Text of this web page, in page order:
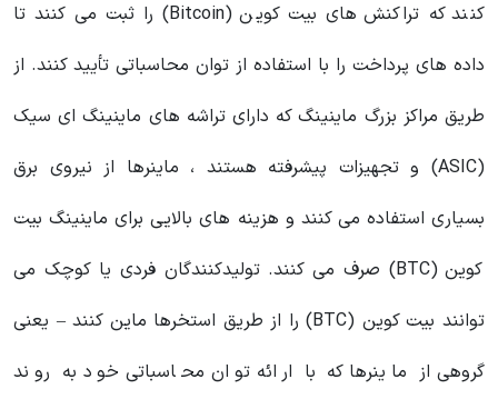
کنند که تراکنش های بیت کوین (Bitcoin) را ثبت می کنند تا
داده های پرداخت را با استفاده از توان محاسباتی تأیید کنند. از
طریق مراکز بزرگ ماینینگ که دارای تراشه های ماینینگ ای سیک
(ASIC) و تجهیزات پیشرفته هستند ، ماینرها از نیروی برق
بسیاری استفاده می کنند و هزینه های بالایی برای ماینینگ بیت
کوین (BTC) صرف می کنند. تولیدکنندگان فردی یا کوچک می
توانند بیت کوین (BTC) را از طریق استخرها ماین کنند – یعنی
گروهی از ماینرها که با ارائه توان محاسباتی خود به روند